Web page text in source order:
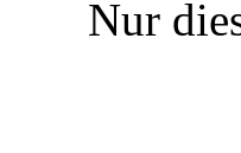
Nur